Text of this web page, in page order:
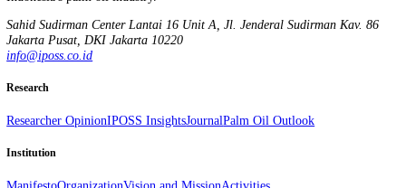
Indonesia Palm Oil Strategic Studies. Research, advocacy, and data